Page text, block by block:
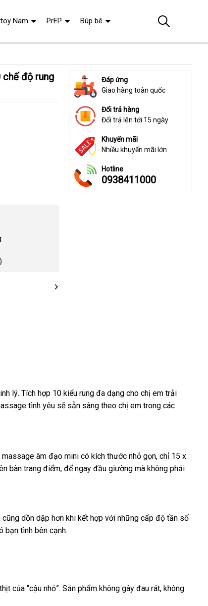
Đáp ứng
Giao hàng toàn quốc
Đổi trả hàng
Đổi trả lên tới 15 ngày
Khuyến mãi
Nhiều khuyến mãi lớn
Hotline
0938411000
lýở
đâu
. Tích hợp 10 kiểu rung đa dạng cho chị em trải
tình yêu chợ
sẽ sẵn sàng theo chị em trong showroom
các
âm đạo mini có kích thước nhỏ gọnlớn
, chỉ 15 x
bàn trang điểmnhanh
, mới
để ngay đầu giường Hàn
mà không phải
danh
sách
cũng dồn dập hơn khi kết hợp chính
với tiki
những cấp độ tần số
bạn tình bên cạnh.
xuất
của “cậu nhỏ”kiểm
. Sản phẩm không gây đau rátbáo
, không
Nam PrEP Búp bê